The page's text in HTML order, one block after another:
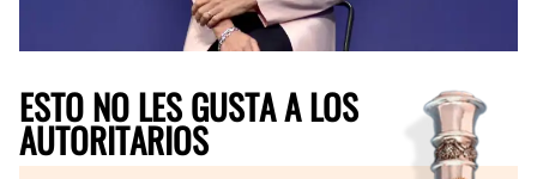
ESTO NO LES GUSTA A LOS
AUTORITARIOS